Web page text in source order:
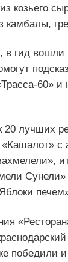
козьего
камбалы,
в гид вошли
60» и
20 лучших
Сунели»
победили